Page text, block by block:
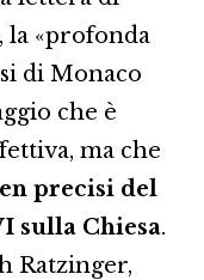
la «profonda
di Monaco
che è
ma che
precisi del
sulla Chiesa.
Ratzinger,